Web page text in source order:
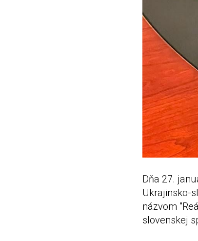
Dňa 27.
Ukrajinsko-
názvom
slovenskej